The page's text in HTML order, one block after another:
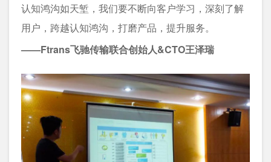
认知鸿沟如天堑，我们要不断向客户学习，深刻了解
用户，跨越认知鸿沟，打磨产品，提升服务。
——Ftrans飞驰传输联合创始人&CTO王泽瑞